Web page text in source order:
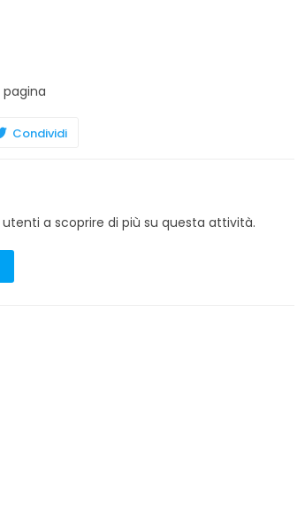
pagina
Condividi
a scoprire di più su questa attività.